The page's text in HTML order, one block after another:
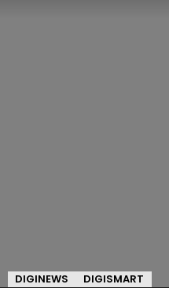
DIGINEWS DIGISMART